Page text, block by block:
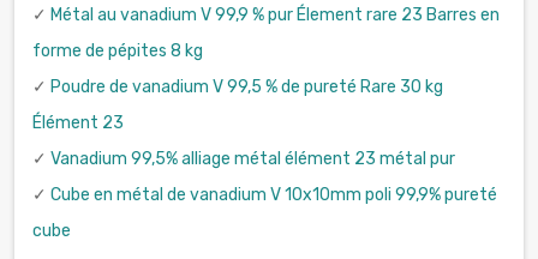
✓ Métal au vanadium V 99,9 % pur Élement rare 23 Barres en
forme de pépites 8 kg
✓ Poudre de vanadium V 99,5 % de pureté Rare 30 kg
Élément 23
✓ Vanadium 99,5% alliage métal élément 23 métal pur
✓ Cube en métal de vanadium V 10x10mm poli 99,9% pureté
cube